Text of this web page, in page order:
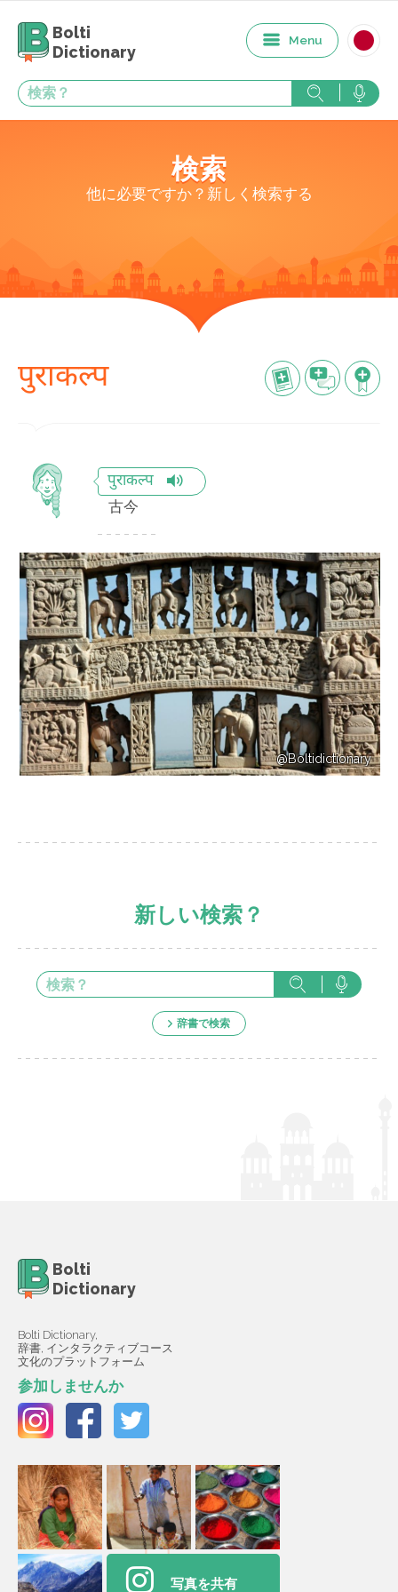
Bolti
Dictionary
Menu
検索
他に必要ですか？新しく検索する
पुराकल्प
पुराकल्प
古今
@Boltidictionary
新しい検索？
辞書で検索
Bolti
Dictionary
Bolti Dictionary,
辞書, インタラクティブコース
文化のプラットフォーム
参加しませんか
写真を共有